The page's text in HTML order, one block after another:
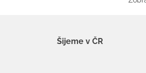
Šijeme v ČR